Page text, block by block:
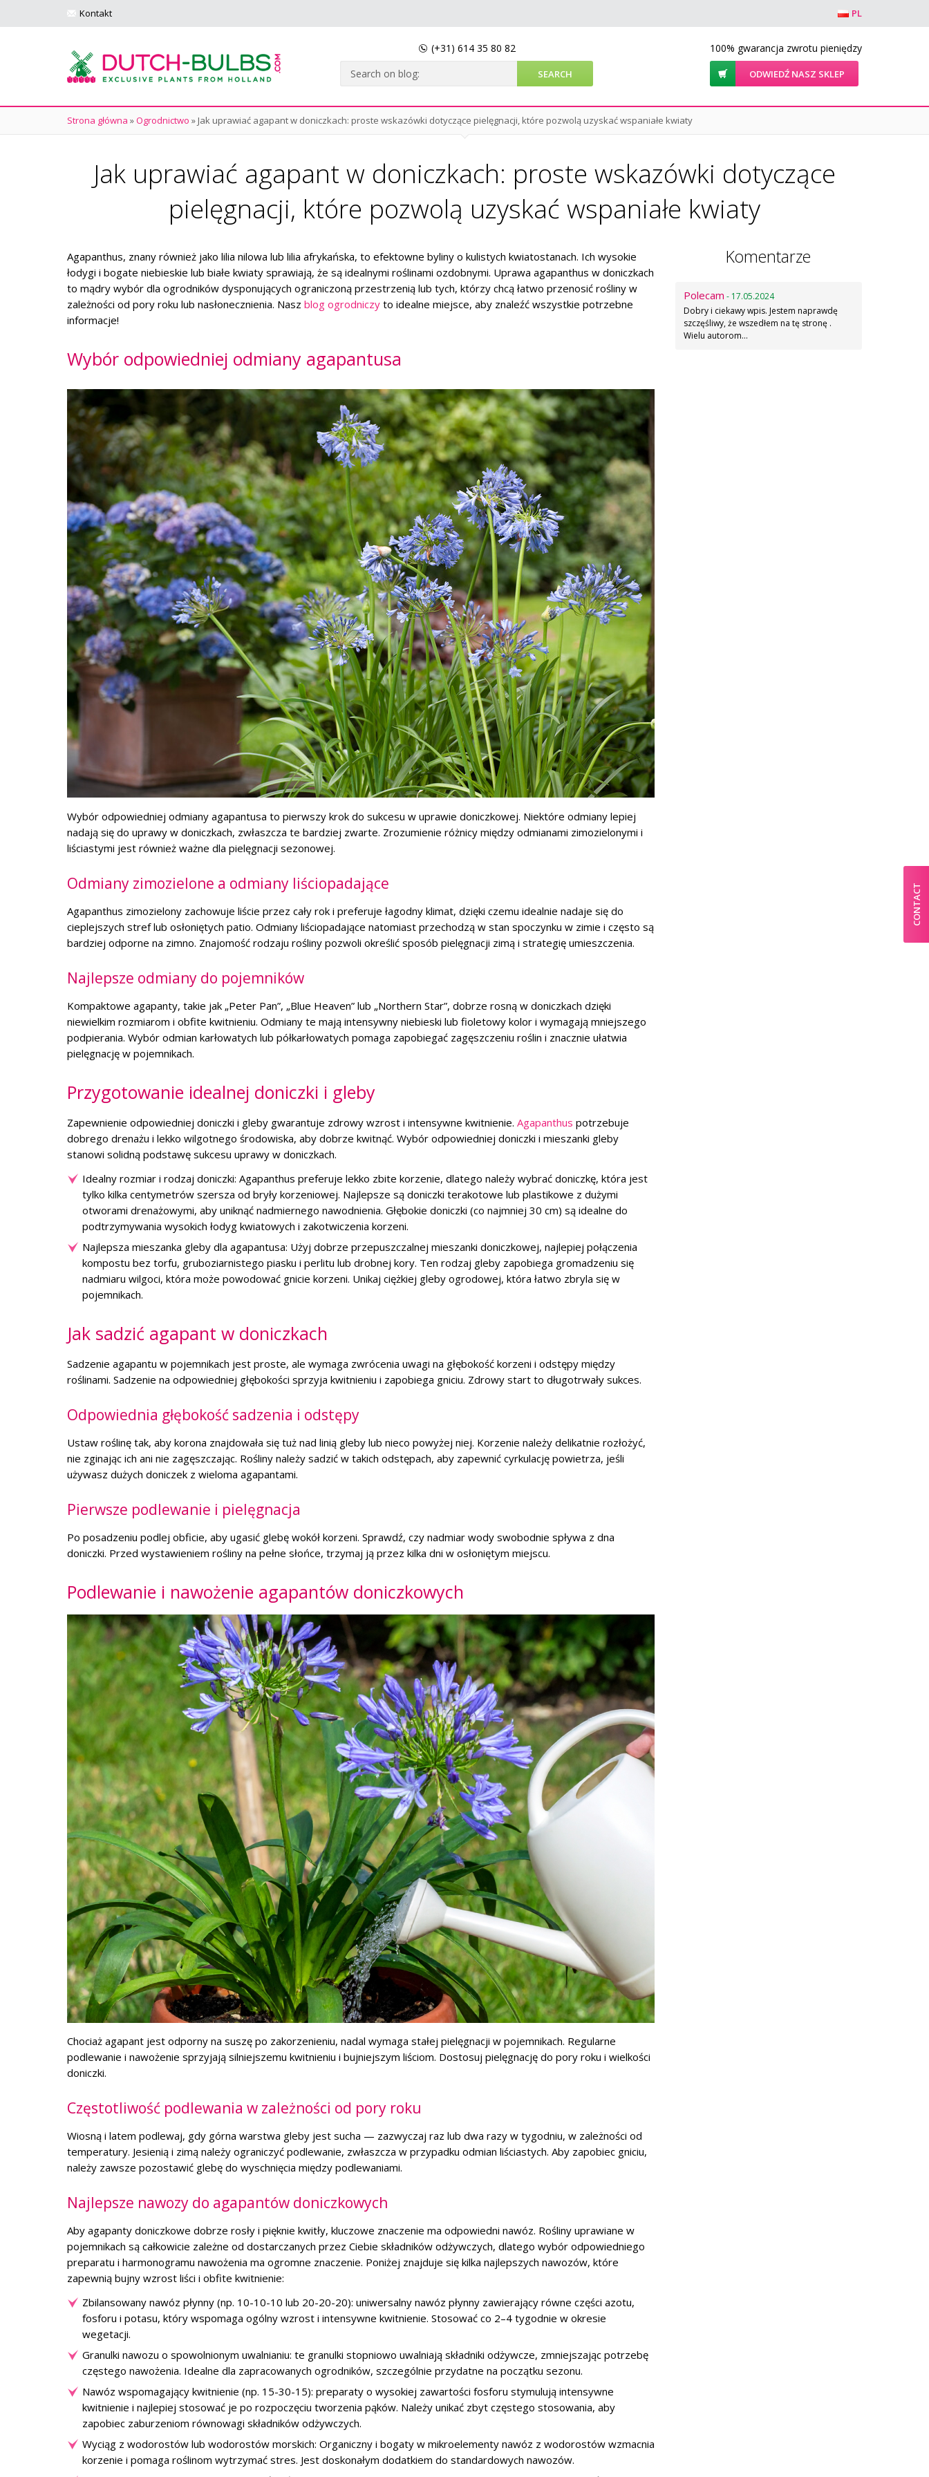
Kontakt PL
(+31) 614 35 80 82 100% gwarancja zwrotu pieniędzy
ODWIEDŹ NASZ SKLEP
Strona główna »Ogrodnictwo » Jak uprawiać agapant w doniczkach: proste wskazówki dotyczące pielęgnacji, które pozwolą uzyskać wspaniałe kwiaty
Jak uprawiać agapant w doniczkach: proste wskazówki dotyczące
pielęgnacji, które pozwolą uzyskać wspaniałe kwiaty
Agapanthus, znany również jako lilia nilowa lub lilia afrykańska, to efektowne byliny o kulistych kwiatostanach. Ich wysokie
łodygi i bogate niebieskie lub białe kwiaty sprawiają, że są idealnymi roślinami ozdobnymi. Uprawa agapanthus w doniczkach
to mądry wybór dla ogrodników dysponujących ograniczoną przestrzenią lub tych, którzy chcą łatwo przenosić rośliny w
zależności od pory roku lub nasłonecznienia. Nasz blog ogrodniczy to idealne miejsce, aby znaleźć wszystkie potrzebne
informacje!
Wybór odpowiedniej odmiany agapantusa
Wybór odpowiedniej odmiany agapantusa to pierwszy krok do sukcesu w uprawie doniczkowej. Niektóre odmiany lepiej
nadają się do uprawy w doniczkach, zwłaszcza te bardziej zwarte. Zrozumienie różnicy między odmianami zimozielonymi i
liściastymi jest również ważne dla pielęgnacji sezonowej.
Odmiany zimozielone a odmiany liściopadające
Agapanthus zimozielony zachowuje liście przez cały rok i preferuje łagodny klimat, dzięki czemu idealnie nadaje się do
cieplejszych stref lub osłoniętych patio. Odmiany liściopadające natomiast przechodzą w stan spoczynku w zimie i często są
bardziej odporne na zimno. Znajomość rodzaju rośliny pozwoli określić sposób pielęgnacji zimą i strategię umieszczenia.
Najlepsze odmiany do pojemników
Kompaktowe agapanty, takie jak „Peter Pan”, „Blue Heaven” lub „Northern Star”, dobrze rosną w doniczkach dzięki
niewielkim rozmiarom i obfite kwitnieniu. Odmiany te mają intensywny niebieski lub fioletowy kolor i wymagają mniejszego
podpierania. Wybór odmian karłowatych lub półkarłowatych pomaga zapobiegać zagęszczeniu roślin i znacznie ułatwia
pielęgnację w pojemnikach.
Przygotowanie idealnej doniczki i gleby
Zapewnienie odpowiedniej doniczki i gleby gwarantuje zdrowy wzrost i intensywne kwitnienie. Agapanthus potrzebuje
dobrego drenażu i lekko wilgotnego środowiska, aby dobrze kwitnąć. Wybór odpowiedniej doniczki i mieszanki gleby
stanowi solidną podstawę sukcesu uprawy w doniczkach.
Idealny rozmiar i rodzaj doniczki: Agapanthus preferuje lekko zbite korzenie, dlatego należy wybrać doniczkę, która jest
tylko kilka centymetrów szersza od bryły korzeniowej. Najlepsze są doniczki terakotowe lub plastikowe z dużymi
otworami drenażowymi, aby uniknąć nadmiernego nawodnienia. Głębokie doniczki (co najmniej 30 cm) są idealne do
podtrzymywania wysokich łodyg kwiatowych i zakotwiczenia korzeni.
Najlepsza mieszanka gleby dla agapantusa: Użyj dobrze przepuszczalnej mieszanki doniczkowej, najlepiej połączenia
kompostu bez torfu, gruboziarnistego piasku i perlitu lub drobnej kory. Ten rodzaj gleby zapobiega gromadzeniu się
nadmiaru wilgoci, która może powodować gnicie korzeni. Unikaj ciężkiej gleby ogrodowej, która łatwo zbryla się w
pojemnikach.
Jak sadzić agapant w doniczkach
Sadzenie agapantu w pojemnikach jest proste, ale wymaga zwrócenia uwagi na głębokość korzeni i odstępy między
roślinami. Sadzenie na odpowiedniej głębokości sprzyja kwitnieniu i zapobiega gniciu. Zdrowy start to długotrwały sukces.
Odpowiednia głębokość sadzenia i odstępy
Ustaw roślinę tak, aby korona znajdowała się tuż nad linią gleby lub nieco powyżej niej. Korzenie należy delikatnie rozłożyć,
nie zginając ich ani nie zagęszczając. Rośliny należy sadzić w takich odstępach, aby zapewnić cyrkulację powietrza, jeśli
używasz dużych doniczek z wieloma agapantami.
Pierwsze podlewanie i pielęgnacja
Po posadzeniu podlej obficie, aby ugasić glebę wokół korzeni. Sprawdź, czy nadmiar wody swobodnie spływa z dna
doniczki. Przed wystawieniem rośliny na pełne słońce, trzymaj ją przez kilka dni w osłoniętym miejscu.
Podlewanie i nawożenie agapantów doniczkowych
Chociaż agapant jest odporny na suszę po zakorzenieniu, nadal wymaga stałej pielęgnacji w pojemnikach. Regularne
podlewanie i nawożenie sprzyjają silniejszemu kwitnieniu i bujniejszym liściom. Dostosuj pielęgnację do pory roku i wielkości
doniczki.
Częstotliwość podlewania w zależności od pory roku
Wiosną i latem podlewaj, gdy górna warstwa gleby jest sucha — zazwyczaj raz lub dwa razy w tygodniu, w zależności od
temperatury. Jesienią i zimą należy ograniczyć podlewanie, zwłaszcza w przypadku odmian liściastych. Aby zapobiec gniciu,
należy zawsze pozostawić glebę do wyschnięcia między podlewaniami.
Najlepsze nawozy do agapantów doniczkowych
Aby agapanty doniczkowe dobrze rosły i pięknie kwitły, kluczowe znaczenie ma odpowiedni nawóz. Rośliny uprawiane w
pojemnikach są całkowicie zależne od dostarczanych przez Ciebie składników odżywczych, dlatego wybór odpowiedniego
preparatu i harmonogramu nawożenia ma ogromne znaczenie. Poniżej znajduje się kilka najlepszych nawozów, które
zapewnią bujny wzrost liści i obfite kwitnienie:
Zbilansowany nawóz płynny (np. 10-10-10 lub 20-20-20): uniwersalny nawóz płynny zawierający równe części azotu,
fosforu i potasu, który wspomaga ogólny wzrost i intensywne kwitnienie. Stosować co 2–4 tygodnie w okresie
wegetacji.
Granulki nawozu o spowolnionym uwalnianiu: te granulki stopniowo uwalniają składniki odżywcze, zmniejszając potrzebę
częstego nawożenia. Idealne dla zapracowanych ogrodników, szczególnie przydatne na początku sezonu.
Nawóz wspomagający kwitnienie (np. 15-30-15): preparaty o wysokiej zawartości fosforu stymulują intensywne
kwitnienie i najlepiej stosować je po rozpoczęciu tworzenia pąków. Należy unikać zbyt częstego stosowania, aby
zapobiec zaburzeniom równowagi składników odżywczych.
Wyciąg z wodorostów lub wodorostów morskich: Organiczny i bogaty w mikroelementy nawóz z wodorostów wzmacnia
korzenie i pomaga roślinom wytrzymać stres. Jest doskonałym dodatkiem do standardowych nawozów.
Komentarze
Polecam - 17.05.2024
Dobry i ciekawy wpis. Jestem naprawdę
szczęśliwy, że wszedłem na tę stronę .
Wielu autorom…
CONTACT